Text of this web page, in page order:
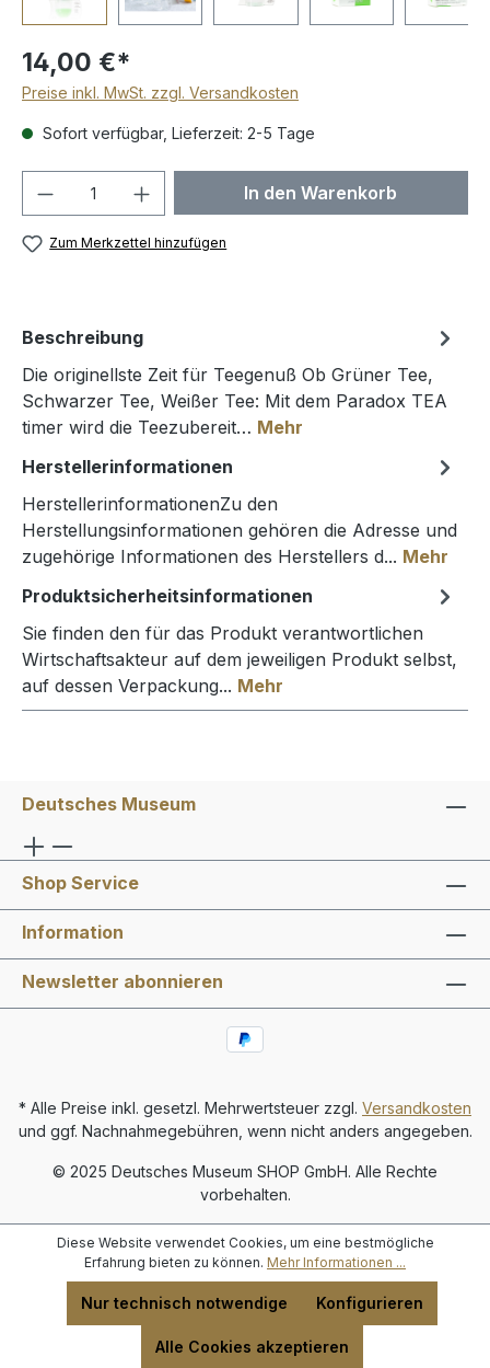
14,00 €*
Preise inkl. MwSt. zzgl. Versandkosten
Sofort verfügbar, Lieferzeit: 2-5 Tage
Produkt Anzahl: Gib denIn den Warenkorb
Zum Merkzettel hinzufügen
Beschreibung
Die originellste Zeit für Teegenuß Ob Grüner Tee,
Schwarzer Tee, Weißer Tee: Mit dem Paradox TEA
timer wird die Teezubereit… Mehr
Herstellerinformationen
HerstellerinformationenZu den
Herstellungsinformationen gehören die Adresse und
zugehörige Informationen des Herstellers d... Mehr
Produktsicherheitsinformationen
Sie finden den für das Produkt verantwortlichen
Wirtschaftsakteur auf dem jeweiligen Produkt selbst,
auf dessen Verpackung... Mehr
Deutsches Museum
Shop Service
Information
Newsletter abonnieren
* Alle Preise inkl. gesetzl. Mehrwertsteuer zzgl. Versandkosten
und ggf. Nachnahmegebühren, wenn nicht anders angegeben.
© 2025 Deutsches Museum SHOP GmbH. Alle Rechte
vorbehalten.
Diese Website verwendet Cookies, um eine bestmögliche
Erfahrung bieten zu können. Mehr Informationen ...
Nur technisch notwendige Konfigurieren
Alle Cookies akzeptieren